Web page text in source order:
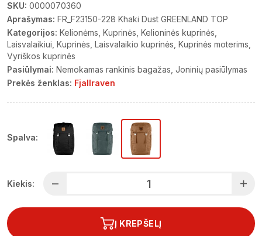
SKU: 0000070360
Aprašymas: FR_F23150-228 Khaki Dust GREENLAND TOP
Kategorijos: Kelionėms Kuprinės Kelioninės kuprinės
Laisvalaikiui Kuprinės Laisvalaikio kuprinės Kuprinės moterims
Vyriškos kuprinės
Pasiūlymai: Nemokamas rankinis bagažas Joninių pasiūlymas
Prekės ženklas: Fjallraven
Spalva:
Kiekis:
Į KREPŠELĮ